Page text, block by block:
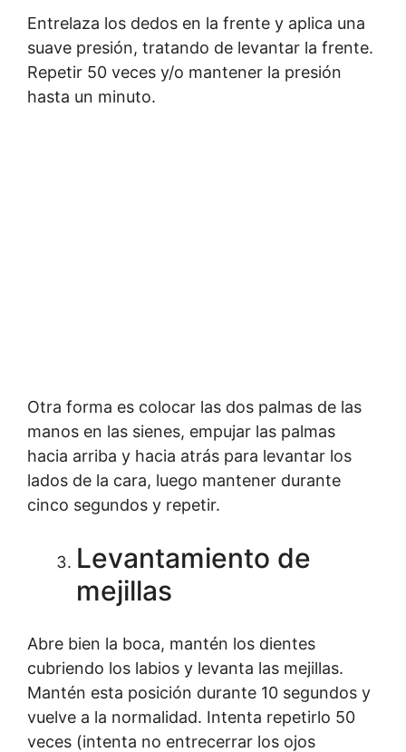
Entrelaza los dedos en la frente y aplica una
suave presión, tratando de levantar la frente.
Repetir 50 veces y/o mantener la presión
hasta un minuto.
Otra forma es colocar las dos palmas de las
manos en las sienes, empujar las palmas
hacia arriba y hacia atrás para levantar los
lados de la cara, luego mantener durante
cinco segundos y repetir.
Levantamiento de
mejillas
Abre bien la boca, mantén los dientes
cubriendo los labios y levanta las mejillas.
Mantén esta posición durante 10 segundos y
vuelve a la normalidad. Intenta repetirlo 50
veces (intenta no entrecerrar los ojos